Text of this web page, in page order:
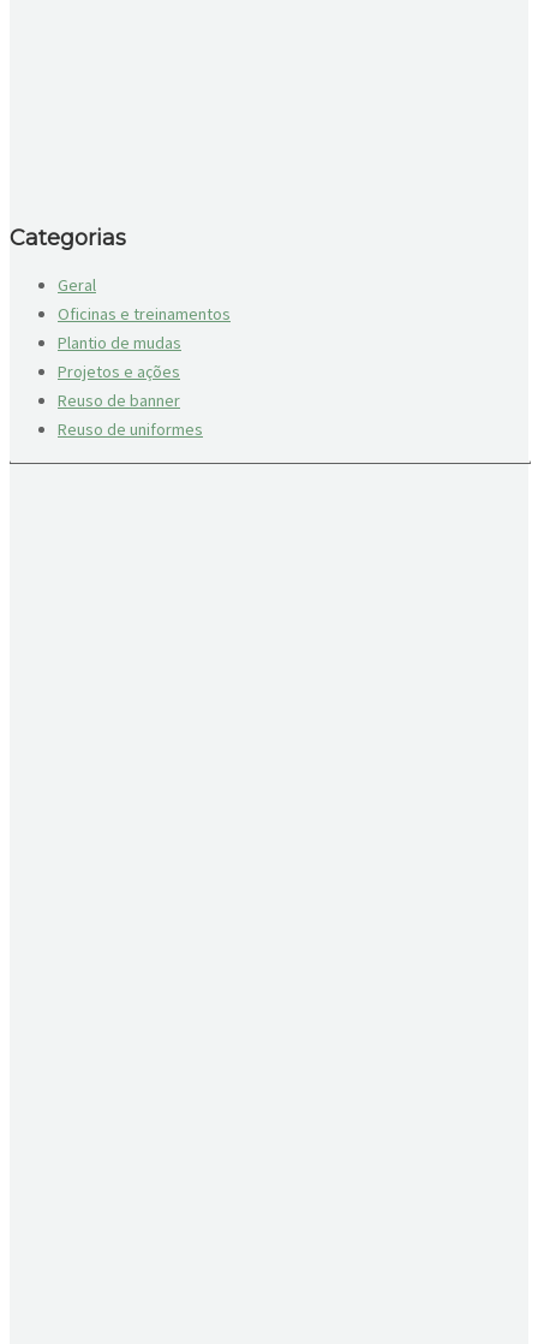
Categorias
Geral
Oficinas e treinamentos
Plantio de mudas
Projetos e ações
Reuso de banner
Reuso de uniformes